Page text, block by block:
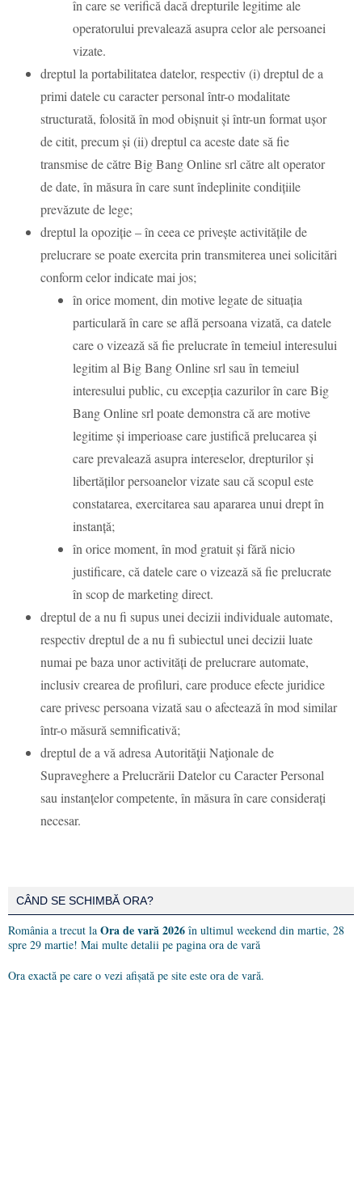
în care se verifică dacă drepturile legitime ale
operatorului prevalează asupra celor ale persoanei
vizate.
dreptul la portabilitatea datelor, respectiv (i) dreptul de a
primi datele cu caracter personal într-o modalitate
structurată, folosită în mod obișnuit și într-un format ușor
de citit, precum și (ii) dreptul ca aceste date să fie
transmise de către Big Bang Online srl către alt operator
de date, în măsura în care sunt îndeplinite condițiile
prevăzute de lege;
dreptul la opoziție – în ceea ce privește activitățile de
prelucrare se poate exercita prin transmiterea unei solicitări
conform celor indicate mai jos;
în orice moment, din motive legate de situația
particulară în care se află persoana vizată, ca datele
care o vizează să fie prelucrate în temeiul interesului
legitim al Big Bang Online srl sau în temeiul
interesului public, cu excepția cazurilor în care Big
Bang Online srl poate demonstra că are motive
legitime și imperioase care justifică prelucarea și
care prevalează asupra intereselor, drepturilor și
libertăților persoanelor vizate sau că scopul este
constatarea, exercitarea sau apararea unui drept în
instanță;
în orice moment, în mod gratuit și fără nicio
justificare, că datele care o vizează să fie prelucrate
în scop de marketing direct.
dreptul de a nu fi supus unei decizii individuale automate,
respectiv dreptul de a nu fi subiectul unei decizii luate
numai pe baza unor activități de prelucrare automate,
inclusiv crearea de profiluri, care produce efecte juridice
care privesc persoana vizată sau o afectează în mod similar
într-o măsură semnificativă;
dreptul de a vă adresa Autorităţii Naţionale de
Supraveghere a Prelucrării Datelor cu Caracter Personal
sau instanțelor competente, în măsura în care considerați
necesar.
CÂND SE SCHIMBĂ ORA?
România a trecut la Ora de vară 2026 în ultimul weekend din martie, 28
spre 29 martie! Mai multe detalii pe pagina ora de vară
Ora exactă pe care o vezi afișată pe site este ora de vară.